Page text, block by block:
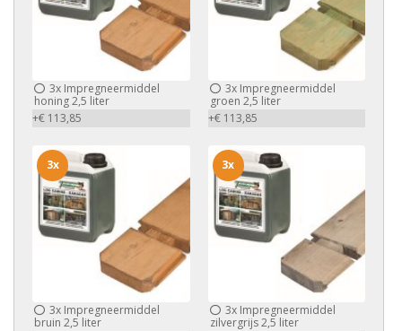
3x Impregneermiddel
honing 2,5 liter
+€ 113,85
3xImpregneermiddel
groen 2,5 liter
+€ 113,85
3x Impregneermiddel
bruin 2,5 liter
3x
3xImpregneermiddel
zilvergrijs 2,5 liter
3x